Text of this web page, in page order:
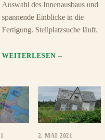
Auswahl des Innenausbaus und
spannende Einblicke in die
Fertigung. Stellplatzsuche läuft.
WEITERLESEN
2. MAI 2021